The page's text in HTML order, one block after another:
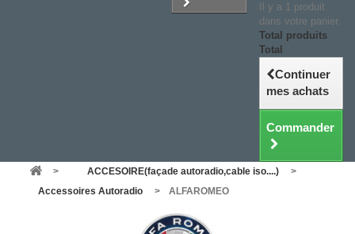
Il y a 1 produit
dans votre panier.
Total produits
Total
Continuer
mes achats
Commander
> ACCESOIRE(façade autoradio,cable iso....)
>
Accessoires Autoradio
> ALFAROMEO